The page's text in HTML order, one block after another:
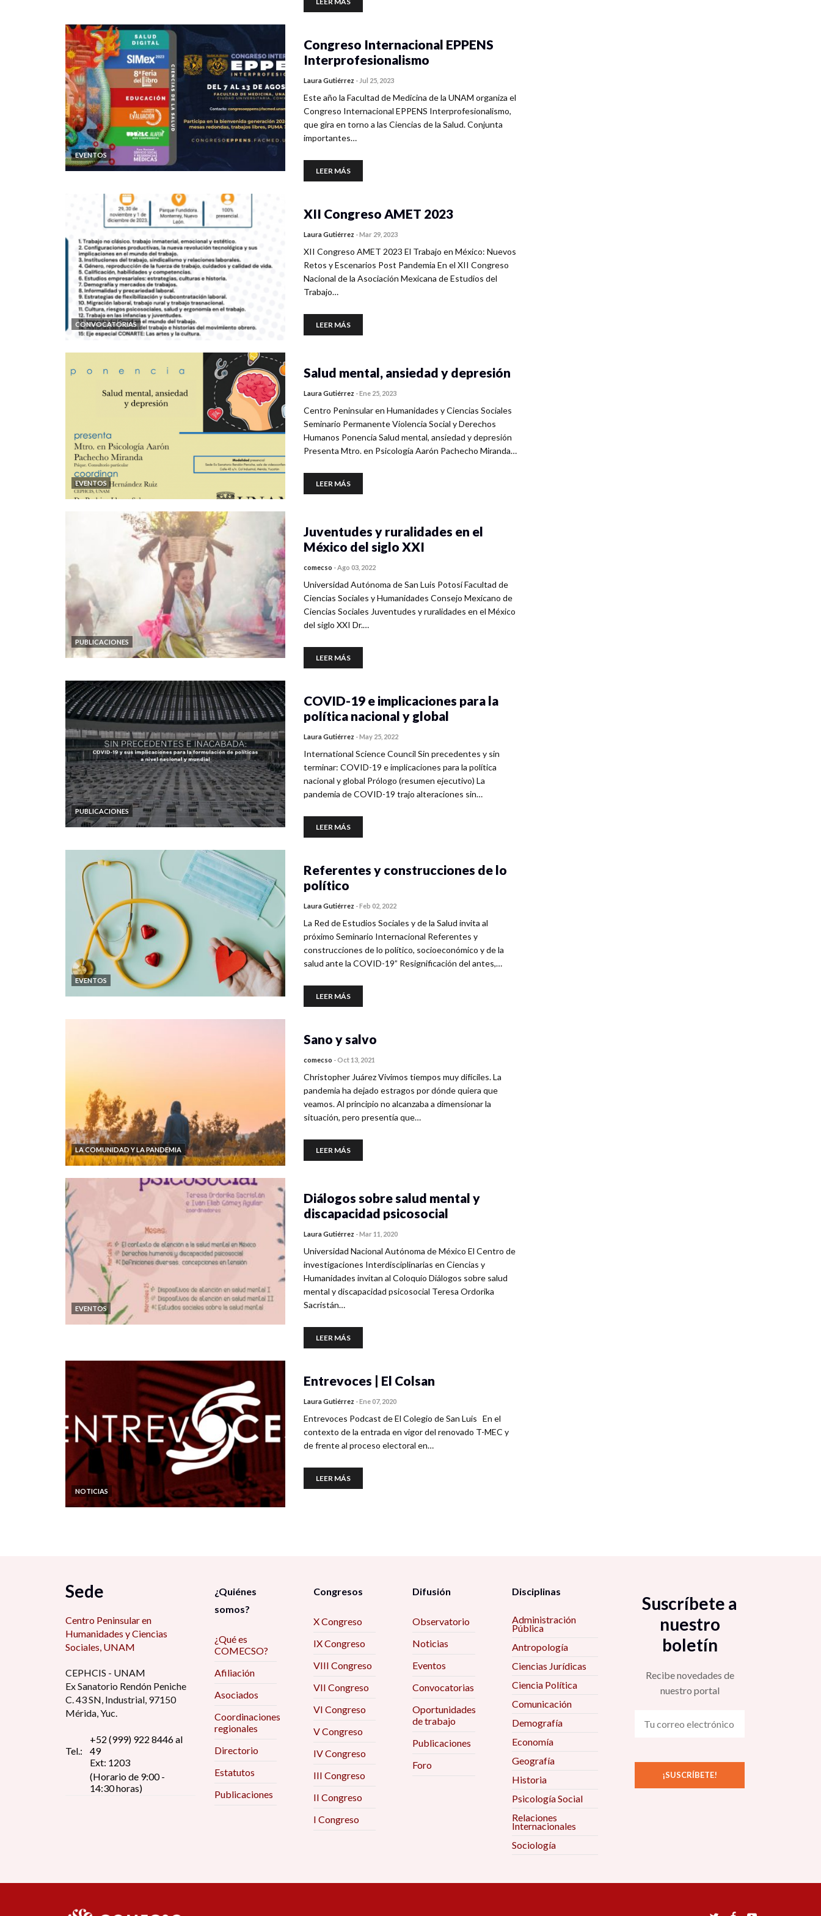
EVENTOS
Congreso Internacional EPPENS
Interprofesionalismo
Laura Gutiérrez - Jul 25, 2023
Este año la Facultad de Medicina de la UNAM organiza el
Congreso Internacional EPPENS Interprofesionalismo,
que gira en torno a las Ciencias de la Salud. Conjunta
importantes…
LEER MÁS
CONVOCATORIAS
XII Congreso AMET 2023
Laura Gutiérrez -Mar 29, 2023
XII Congreso AMET 2023 El Trabajo en México: Nuevos
Retos y Escenarios Post Pandemia En el XII Congreso
Nacional de la Asociación Mexicana de Estudios del
Trabajo…
LEER MÁS
EVENTOS
Salud mental, ansiedad y depresión
Laura Gutiérrez -Ene 25, 2023
Centro Peninsular en Humanidades y Ciencias Sociales
Seminario Permanente Violencia Social y Derechos
Humanos Ponencia Salud mental, ansiedad y depresión
Presenta Mtro. en Psicología Aarón Pachecho Miranda…
LEER MÁS
PUBLICACIONES
Juventudes y ruralidades en el
México del siglo XXI
comecso -Ago 03, 2022
Universidad Autónoma de San Luis Potosí Facultad de
Ciencias Sociales y Humanidades Consejo Mexicano de
Ciencias Sociales Juventudes y ruralidades en el México
del siglo XXI Dr.…
LEER MÁS
PUBLICACIONES
COVID-19 e implicaciones para la
política nacional y global
Laura Gutiérrez -May 25, 2022
International Science Council Sin precedentes y sin
terminar: COVID-19 e implicaciones para la política
nacional y global Prólogo (resumen ejecutivo) La
pandemia de COVID-19 trajo alteraciones sin…
LEER MÁS
EVENTOS
Referentes y construcciones de lo
político
Laura Gutiérrez -Feb 02, 2022
La Red de Estudios Sociales y de la Salud invita al
próximo Seminario Internacional Referentes y
construcciones de lo político, socioeconómico y de la
salud ante la COVID-19” Resignificación del antes,…
LEER MÁS
LA COMUNIDAD Y LA PANDEMIA
Sano y salvo
comecso -Oct 13, 2021
Christopher Juárez Vivimos tiempos muy difíciles. La
pandemia ha dejado estragos por dónde quiera que
veamos. Al principio no alcanzaba a dimensionar la
situación, pero presentía que…
LEER MÁS
EVENTOS
Diálogos sobre salud mental y
discapacidad psicosocial
Laura Gutiérrez -Mar 11, 2020
Universidad Nacional Autónoma de México El Centro de
investigaciones Interdisciplinarias en Ciencias y
Humanidades invitan al Coloquio Diálogos sobre salud
mental y discapacidad psicosocial Teresa Ordorika
Sacristán…
LEER MÁS
NOTICIAS
Entrevoces | El Colsan
Laura Gutiérrez -Ene 07, 2020
Entrevoces Podcast de El Colegio de San Luis En el
contexto de la entrada en vigor del renovado T-MEC y
de frente al proceso electoral en…
LEER MÁS
Sede
Centro Peninsular en
Humanidades y Ciencias
Sociales, UNAM
CEPHCIS - UNAM
Ex Sanatorio Rendón Peniche
C. 43 SN, Industrial, 97150
Mérida, Yuc.
Tel.:
+52 (999) 922 8446 al
49
Ext: 1203
(Horario de 9:00 -
14:30 horas)
¿Quiénes
somos?
¿Qué es
COMECSO?
Afiliación
Asociados
Coordinaciones
regionales
Directorio
Estatutos
Publicaciones
Congresos
X Congreso
IX Congreso
VIII Congreso
VII Congreso
VI Congreso
V Congreso
IV Congreso
III Congreso
II Congreso
I Congreso
Difusión
Observatorio
Noticias
Eventos
Convocatorias
Oportunidades
de trabajo
Publicaciones
Foro
Disciplinas
Administración
Pública
Antropología
Ciencias Jurídicas
Ciencia Política
Comunicación
Demografía
Economía
Geografía
Historia
Psicología Social
Relaciones
Internacionales
Sociología
Suscríbete a
nuestro
boletín
Recibe novedades de
nuestro portal